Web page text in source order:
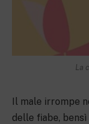
La
Il male irrompe
delle fiabe, bensì